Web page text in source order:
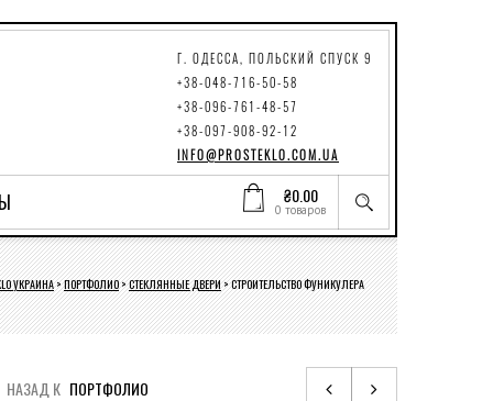
Г. ОДЕССА, ПОЛЬСКИЙ СПУСК 9
+38-048-716-50-58
+38-096-761-48-57
+38-097-908-92-12
INFO@PROSTEKLO.COM.UA
₴0.00
0 товаров
УКРАИНА>ПОРТФОЛИО>СТЕКЛЯННЫЕ ДВЕРИ>СТРОИТЕЛЬСТВО ФУНИКУЛЕРА
НАЗАД К ПОРТФОЛИО